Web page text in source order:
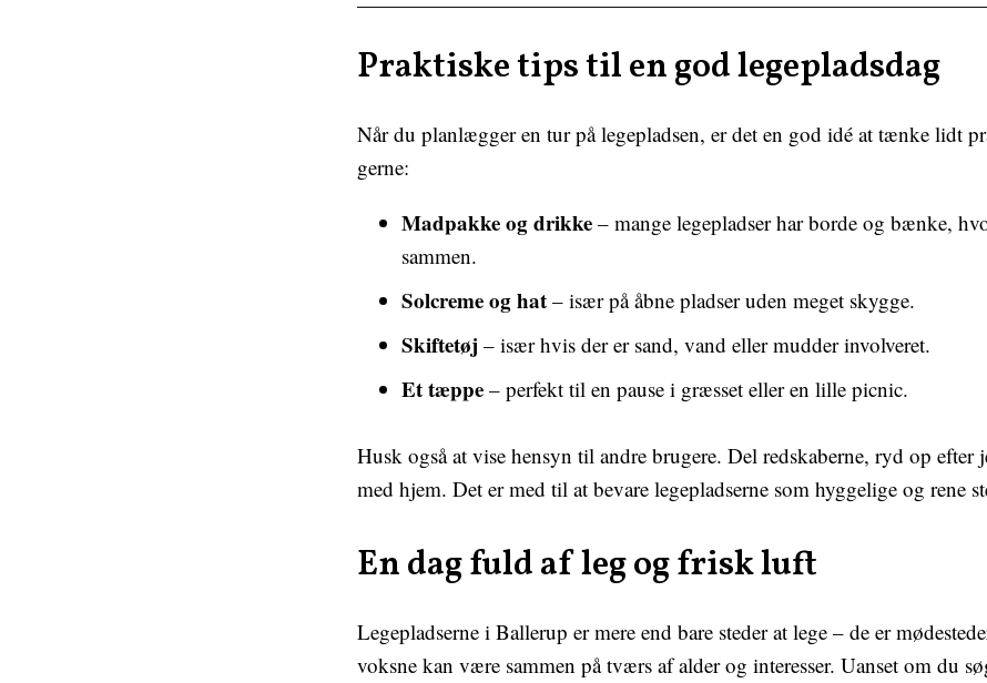
Praktiske tips til en god legepladsdag
Når du planlægger en tur på legepladsen, er det en god idé at tænke lidt
gerne:
Madpakke og drikke – mange legepladser har borde og bænke,
sammen.
Solcreme og hat – især på åbne pladser uden meget skygge.
Skiftetøj – især hvis der er sand, vand eller mudder involveret.
Et tæppe – perfekt til en pause i græsset eller en lille picnic.
Husk også at vise hensyn til andre brugere. Del redskaberne, ryd op efter
med hjem. Det er med til at bevare legepladserne som hyggelige og rene
En dag fuld af leg og frisk luft
Legepladserne i Ballerup er mere end bare steder at lege – de er
voksne kan være sammen på tværs af alder og interesser. Uanset om du